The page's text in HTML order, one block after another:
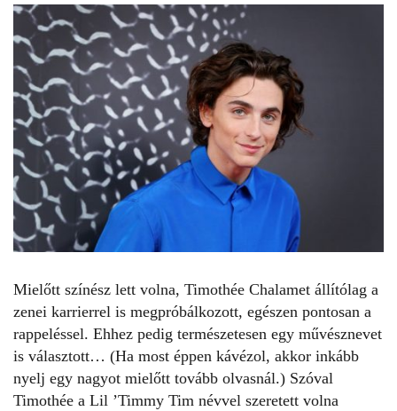
Mielőtt színész lett volna, Timothée Chalamet állítólag a
zenei karrierrel is megpróbálkozott, egészen pontosan a
rappeléssel. Ehhez pedig természetesen egy művésznevet
is választott… (Ha most éppen kávézol, akkor inkább
nyelj egy nagyot mielőtt tovább olvasnál.) Szóval
Timothée a Lil ’Timmy Tim névvel szeretett volna